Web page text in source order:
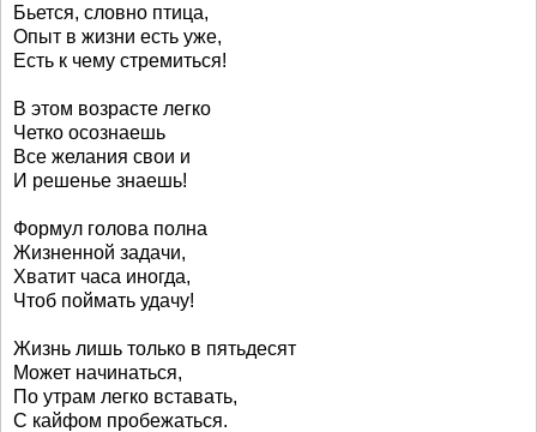
Бьется, словно птица,
Опыт в жизни есть уже,
Есть к чему стремиться!
В этом возрасте легко
Четко осознаешь
Все желания свои и
И решенье знаешь!
Формул голова полна
Жизненной задачи,
Хватит часа иногда,
Чтоб поймать удачу!
Жизнь лишь только в пятьдесят
Может начинаться,
По утрам легко вставать,
С кайфом пробежаться.